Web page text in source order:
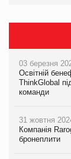
03 березня
Освітній
ThinkGlobal
команди
31 жовтня
Компанія
бронеплити